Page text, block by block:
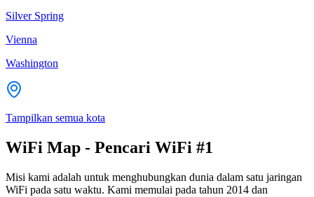
Silver Spring
Vienna
Washington
Tampilkan semua kota
WiFi Map - Pencari WiFi #1
Misi kami adalah untuk menghubungkan dunia dalam satu jaringan
WiFi pada satu waktu. Kami memulai pada tahun 2014 dan